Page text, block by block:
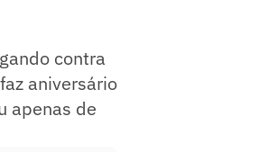
contra
aniversário
apenas de